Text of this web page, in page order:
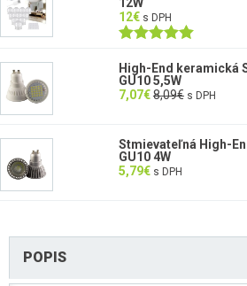
12W
12€ s DPH
5.00z 5
High-End keramická
GU10 5,5W
7,07€8,09€ s DPH
Stmievateľná High-
GU10 4W
5,79€ s DPH
POPIS